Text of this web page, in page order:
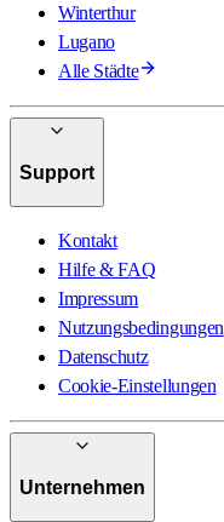
Winterthur
Lugano
Alle Städte
Support
Kontakt
Hilfe & FAQ
Impressum
Nutzungsbedingungen
Datenschutz
Cookie-Einstellungen
Unternehmen